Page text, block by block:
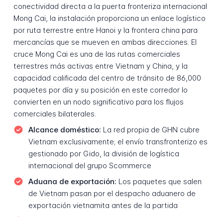
conectividad directa a la puerta fronteriza internacional
Mong Cai, la instalación proporciona un enlace logístico
por ruta terrestre entre Hanoi y la frontera china para
mercancías que se mueven en ambas direcciones. El
cruce Mong Cai es una de las rutas comerciales
terrestres más activas entre Vietnam y China, y la
capacidad calificada del centro de tránsito de 86,000
paquetes por día y su posición en este corredor lo
convierten en un nodo significativo para los flujos
comerciales bilaterales.
Alcance doméstico: La red propia de GHN cubre
Vietnam exclusivamente; el envío transfronterizo es
gestionado por Gido, la división de logística
internacional del grupo Scommerce
Aduana de exportación: Los paquetes que salen
de Vietnam pasan por el despacho aduanero de
exportación vietnamita antes de la partida